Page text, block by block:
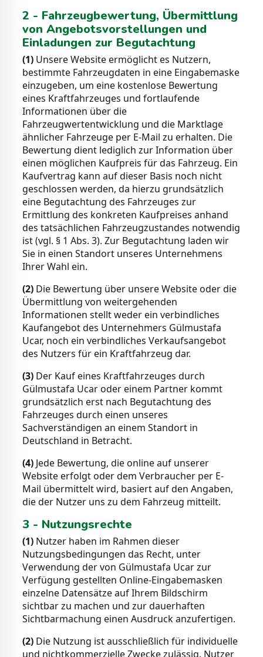
2 - Fahrzeugbewertung, Übermittlung
von Angebotsvorstellungen und
Einladungen zur Begutachtung
(1) Unsere Website ermöglicht es Nutzern,
bestimmte Fahrzeugdaten in eine Eingabemaske
einzugeben, um eine kostenlose Bewertung
eines Kraftfahrzeuges und fortlaufende
Informationen über die
Fahrzeugwertentwicklung und die Marktlage
ähnlicher Fahrzeuge per E-Mail zu erhalten. Die
Bewertung dient lediglich zur Information über
einen möglichen Kaufpreis für das Fahrzeug. Ein
Kaufvertrag kann auf dieser Basis noch nicht
geschlossen werden, da hierzu grundsätzlich
eine Begutachtung des Fahrzeuges zur
Ermittlung des konkreten Kaufpreises anhand
des tatsächlichen Fahrzeugzustandes notwendig
ist (vgl. § 1 Abs. 3). Zur Begutachtung laden wir
Sie in einen Standort unseres Unternehmens
Ihrer Wahl ein.
(2) Die Bewertung über unsere Website oder die
Übermittlung von weitergehenden
Informationen stellt weder ein verbindliches
Kaufangebot des Unternehmers Gülmustafa
Ucar, noch ein verbindliches Verkaufsangebot
des Nutzers für ein Kraftfahrzeug dar.
(3) Der Kauf eines Kraftfahrzeuges durch
Gülmustafa Ucar oder einem Partner kommt
grundsätzlich erst nach Begutachtung des
Fahrzeuges durch einen unseres
Sachverständigen an einem Standort in
Deutschland in Betracht.
(4) Jede Bewertung, die online auf unserer
Website erfolgt oder dem Verbraucher per E-
Mail übermittelt wird, basiert auf den Angaben,
die der Nutzer uns zu dem Fahrzeug mitteilt.
3 - Nutzungsrechte
(1) Nutzer haben im Rahmen dieser
Nutzungsbedingungen das Recht, unter
Verwendung der von Gülmustafa Ucar zur
Verfügung gestellten Online-Eingabemasken
einzelne Datensätze auf Ihrem Bildschirm
sichtbar zu machen und zur dauerhaften
Sichtbarmachung einen Ausdruck anzufertigen.
(2) Die Nutzung ist ausschließlich für individuelle
und nichtkommerzielle Zwecke zulässig. Nutzer